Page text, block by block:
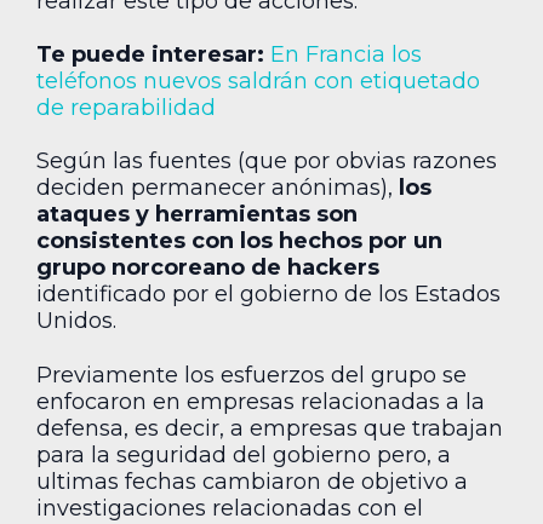
Te puede interesar: En Francia los
teléfonos nuevos saldrán con etiquetado
de reparabilidad
Según las fuentes (que por obvias razones
deciden permanecer anónimas), los
ataques y herramientas son
consistentes con los hechos por un
grupo norcoreano de hackers
identificado por el gobierno de los Estados
Unidos.
Previamente los esfuerzos del grupo se
enfocaron en empresas relacionadas a la
defensa, es decir, a empresas que trabajan
para la seguridad del gobierno pero, a
ultimas fechas cambiaron de objetivo a
investigaciones relacionadas con el